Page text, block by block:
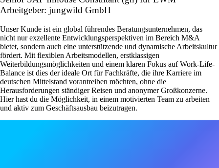
Arbeitgeber: jungwild GmbH
Unser Kunde ist ein global führendes Beratungsunternehmen, das
nicht nur exzellente Entwicklungsperspektiven im Bereich M&A
bietet, sondern auch eine unterstützende und dynamische Arbeitskultur
fördert. Mit flexiblen Arbeitsmodellen, erstklassigen
Weiterbildungsmöglichkeiten und einem klaren Fokus auf Work-Life-
Balance ist dies der ideale Ort für Fachkräfte, die ihre Karriere im
deutschen Mittelstand vorantreiben möchten, ohne die
Herausforderungen ständiger Reisen und anonymer Großkonzerne.
Hier hast du die Möglichkeit, in einem motivierten Team zu arbeiten
und aktiv zum Geschäftsausbau beizutragen.